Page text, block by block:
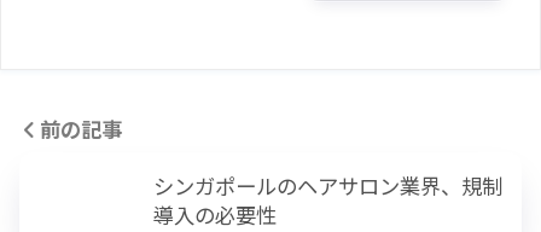
前の記事
シンガポールのヘアサロン業界、規制
導入の必要性